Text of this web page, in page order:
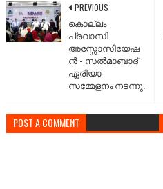
PREVIOUS
കൊല്ലം
പ്രവാസി
അസ്സോസിയേഷ
ന്‍ - സൽമാബാദ്
ഏരിയാ
സമ്മേളനം നടന്നു.
POST A COMMENT